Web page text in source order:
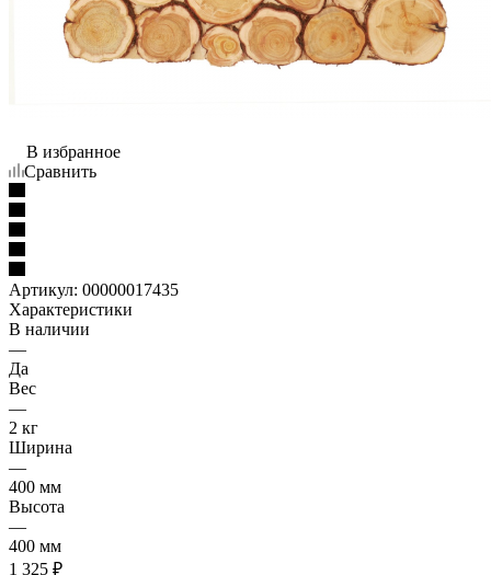
В избранное
Сравнить
Артикул: 00000017435
Характеристики
В наличии
—
Да
Вес
—
2 кг
Ширина
—
400 мм
Высота
—
400 мм
1 325 ₽